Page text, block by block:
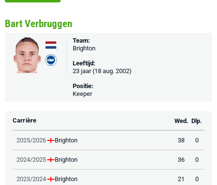
Bart Verbruggen
Team:
Brighton
Leeftijd:
23 jaar (18 aug. 2002)
Positie:
Keeper
Carrière Wed. Dlp.
2025/2026 Brighton 38 0
2024/2025 Brighton 36 0
2023/2024 Brighton 21 0